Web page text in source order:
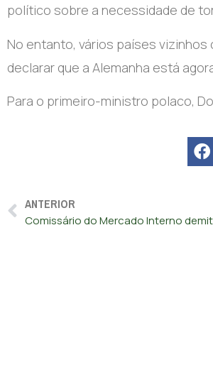
político sobre a necessidade de
No entanto, vários países
declarar que a Alemanha está
Para o primeiro-ministro polaco,
ANTERIOR